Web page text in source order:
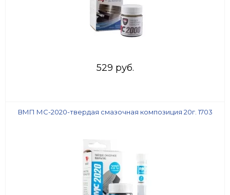
529 руб.
ВМП МС-2020-твердая смазочная композиция 20г. 1703